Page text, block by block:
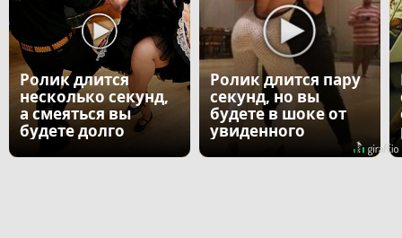
Ролик длится
несколько секунд,
а смеяться вы
будете долго
Ролик длится пару
секунд, но вы
будете в шоке от
увиденного